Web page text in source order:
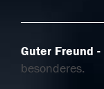
Guter Freund
besonderes.